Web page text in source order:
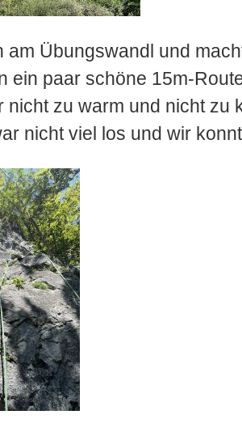
am Übungswandl und
ein paar schöne 15m-
nicht zu warm und nicht zu
nicht viel los und wir